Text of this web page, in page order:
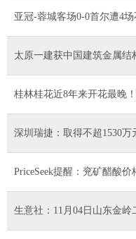
亚冠-蓉城客场0-0首尔遭4
太原一建获中国建筑金属
桂林桂花近8年来开花最晚
深圳瑞捷：取得不超1530
PriceSeek提醒：兖矿醋酸
生意社：11月04日山东金